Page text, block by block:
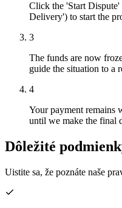
Click the 'Start
Delivery') to start the
3
The funds are now
guide the situation to a
4
Your payment remains
until we make the final
Dôležité
Uistite sa, že poznáte naše